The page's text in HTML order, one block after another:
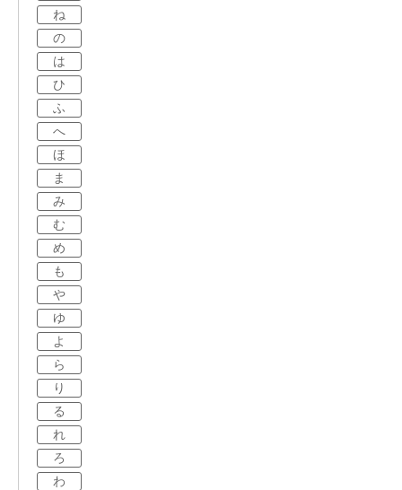
ね
の
は
ひ
ふ
へ
ほ
ま
み
む
め
も
や
ゆ
よ
ら
り
る
れ
ろ
わ